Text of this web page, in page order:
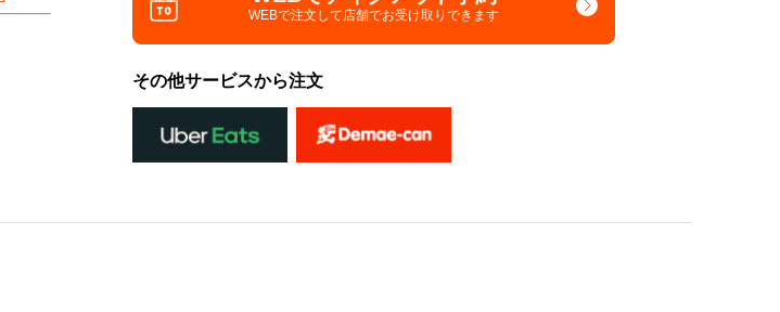
WEBで注文して店舗でお受け取りできます
その他サービスから注文